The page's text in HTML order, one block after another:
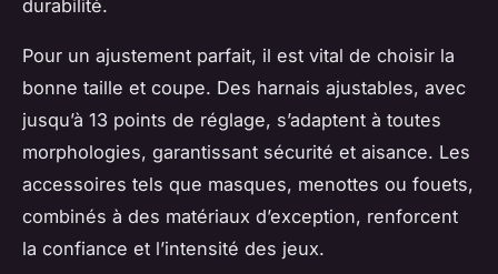
durabilité.
Pour un ajustement parfait, il est vital de choisir la
bonne taille et coupe. Des harnais ajustables, avec
jusqu’à 13 points de réglage, s’adaptent à toutes
morphologies, garantissant sécurité et aisance. Les
accessoires tels que masques, menottes ou fouets,
combinés à des matériaux d’exception, renforcent
la confiance et l’intensité des jeux.